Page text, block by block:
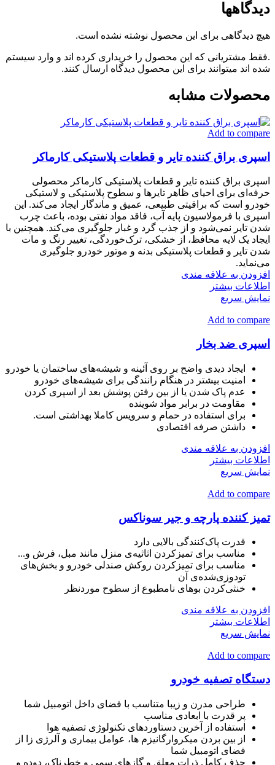
دیدگاهها
هیچ دیدگاهی برای این محصول نوشته نشده است.
.فقط مشتریانی که این محصول را خریداری کرده اند و وارد سیستم
شده اند میتوانند برای این محصول دیدگاه ارسال کنند.
محصولات مشابه
Add to compare
اسپری براق کننده تایر و قطعات پلاستیکی کارماکر
اسپری براق کننده تایر و قطعات پلاستیکی کارماکر محصولی
حرفه‌ای برای احیای ظاهر تایرها و سطوح پلاستیکی و لاستیکی
خودرو است که براقیتی طبیعی، عمیق و ماندگار ایجاد می‌کند. این
اسپری با فرمولاسیون پایه آب، فاقد مواد نفتی بوده، باعث چرب
شدن تایر نمی‌شود و از جذب گرد و غبار جلوگیری می‌کند. همچنین با
ایجاد یک لایه محافظ، از خشکی، ترک‌خوردگی، تغییر رنگ و مات
شدن تایر و قطعات پلاستیکی بدنه و موتور خودرو جلوگیری
می‌نماید.
افزودن به علاقه مندی
اطلاعات بیشتر
نمایش سریع
Add to compare
اسپری ضد بخار
ایجاد دیدی واضح بر روی آئینه و شیشه‌های ساختمان یا خودرو
امنیت بیشتر در هنگام رانندگی برای شیشه‌های خودرو
عدم پاک شدن یا از بین رفتن پوشش بعد از اسپری کردن
مقاومت در برابر مواد شوینده
برای استفاده در حمام و سرویس کاملا بهداشتی است.
داشتن صرفه اقتصادی
افزودن به علاقه مندی
اطلاعات بیشتر
نمایش سریع
Add to compare
تمیز کننده پارچه و جیر سوناکس
قدرت پاک‌کنندگی بالایی دارد
مناسب برای تمیزکردن اثاثیه‌ی منزل مانند مبل، فرش و...
مناسب برای تمیزکردن روکش‌ صندلی خودرو و بخش‌های
تودوزی‌شده‌ی آن
خنثی‌کردن بوهای نامطبوع از سطوح موردنظر
افزودن به علاقه مندی
اطلاعات بیشتر
نمایش سریع
Add to compare
دستگاه تصفیه خودرو
طراحی مدرن و زیبا متناسب با فضای داخل اتومبیل شما
پر قدرت با ابعادی مناسب
استفاده از آخرین دستاوردهای تکنولوژی تصفیه هوا
از بین بردن میکروارگانیزم ها، عوامل بیماری و آلرژی زا از
فضای اتومبیل شما
حذف کامل ذرات معلق و گازهای سمی و خطرناک، دوده و